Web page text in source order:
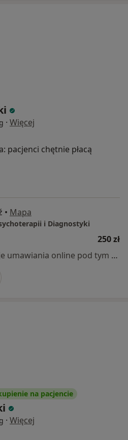
· Więcej
pacjenci chętnie płacą
• Mapa
i Diagnostyki
250 zł
Specjalista nie oferuje umawiania online pod tym adresem.
na pacjencie
· Więcej